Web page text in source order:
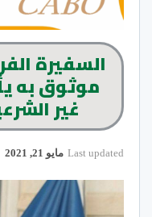
السفيرة
موثوق به
غير
Last updated مايو 21, 2021